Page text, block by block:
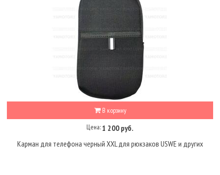
В корзину
Цена:1 200 руб.
Карман для телефона черный XXL для рюкзаков USWE и других